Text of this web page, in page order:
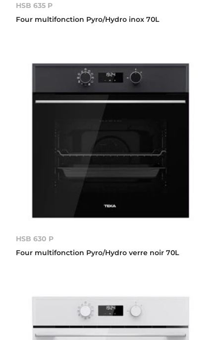
HSB 635 P
Four multifonction Pyro/Hydro inox 70L
HSB 630 P
Four multifonction Pyro/Hydro verre noir 70L